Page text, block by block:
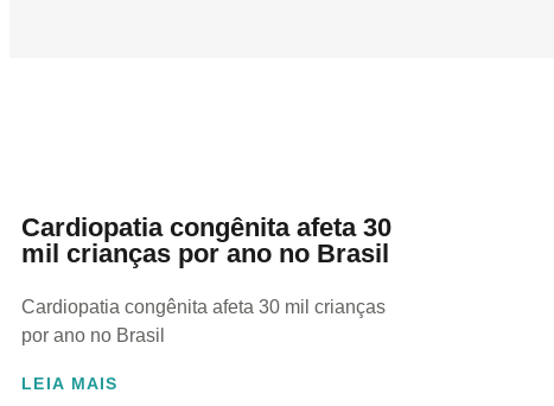
Cardiopatia congênita afeta 30
mil crianças por ano no Brasil
Cardiopatia congênita afeta 30 mil crianças
por ano no Brasil
LEIA MAIS